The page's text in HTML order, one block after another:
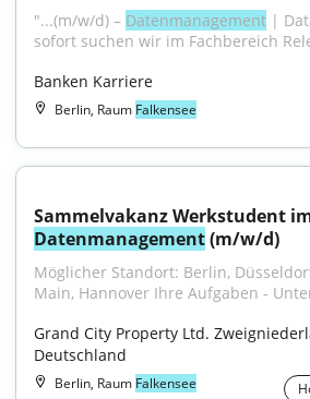
"...(m/w/d) – Datenmanagement |
sofort suchen wir im Fachbereich
Banken Karriere
Berlin, Raum Falkensee
Datenmanagement (m/w/d)
Möglicher Standort: Berlin,
Main, Hannover Ihre Aufgaben -
Grand City Property Ltd.
Deutschland
Berlin, Raum Falkensee